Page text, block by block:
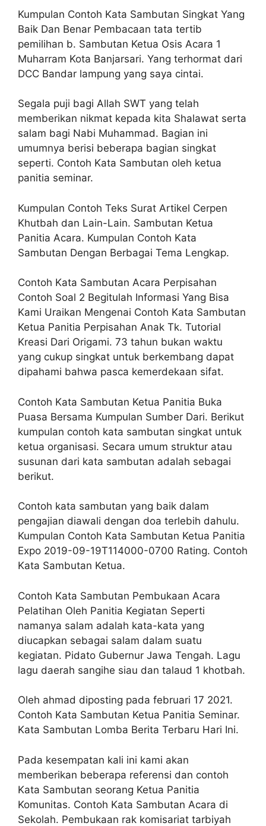
Kumpulan Contoh Kata Sambutan Singkat Yang
Baik Dan Benar Pembacaan tata tertib
pemilihan b. Sambutan Ketua Osis Acara 1
Muharram Kota Banjarsari. Yang terhormat dari
DCC Bandar lampung yang saya cintai.
Segala puji bagi Allah SWT yang telah
memberikan nikmat kepada kita Shalawat serta
salam bagi Nabi Muhammad. Bagian ini
umumnya berisi beberapa bagian singkat
seperti. Contoh Kata Sambutan oleh ketua
panitia seminar.
Kumpulan Contoh Teks Surat Artikel Cerpen
Khutbah dan Lain-Lain. Sambutan Ketua
Panitia Acara. Kumpulan Contoh Kata
Sambutan Dengan Berbagai Tema Lengkap.
Contoh Kata Sambutan Acara Perpisahan
Contoh Soal 2 Begitulah Informasi Yang Bisa
Kami Uraikan Mengenai Contoh Kata Sambutan
Ketua Panitia Perpisahan Anak Tk. Tutorial
Kreasi Dari Origami. 73 tahun bukan waktu
yang cukup singkat untuk berkembang dapat
dipahami bahwa pasca kemerdekaan sifat.
Contoh Kata Sambutan Ketua Panitia Buka
Puasa Bersama Kumpulan Sumber Dari. Berikut
kumpulan contoh kata sambutan singkat untuk
ketua organisasi. Secara umum struktur atau
susunan dari kata sambutan adalah sebagai
berikut.
Contoh kata sambutan yang baik dalam
pengajian diawali dengan doa terlebih dahulu.
Kumpulan Contoh Kata Sambutan Ketua Panitia
Expo 2019-09-19T114000-0700 Rating. Contoh
Kata Sambutan Ketua.
Contoh Kata Sambutan Pembukaan Acara
Pelatihan Oleh Panitia Kegiatan Seperti
namanya salam adalah kata-kata yang
diucapkan sebagai salam dalam suatu
kegiatan. Pidato Gubernur Jawa Tengah. Lagu
lagu daerah sangihe siau dan talaud 1 khotbah.
Oleh ahmad diposting pada februari 17 2021.
Contoh Kata Sambutan Ketua Panitia Seminar.
Kata Sambutan Lomba Berita Terbaru Hari Ini.
Pada kesempatan kali ini kami akan
memberikan beberapa referensi dan contoh
Kata Sambutan seorang Ketua Panitia
Komunitas. Contoh Kata Sambutan Acara di
Sekolah. Pembukaan rak komisariat tarbiyah